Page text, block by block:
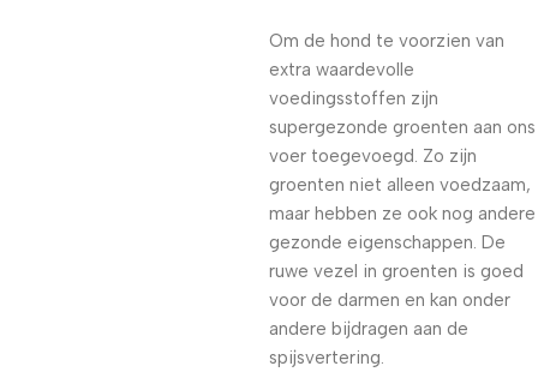
Om de hond te voorzien van
extra waardevolle
voedingsstoffen zijn
supergezonde groenten aan ons
voer toegevoegd. Zo zijn
groenten niet alleen voedzaam,
maar hebben ze ook nog andere
gezonde eigenschappen. De
ruwe vezel in groenten is goed
voor de darmen en kan onder
andere bijdragen aan de
spijsvertering.